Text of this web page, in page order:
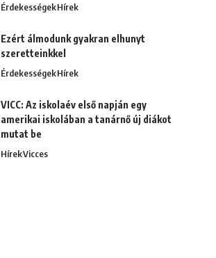
ÉrdekességekHírek
Ezért álmodunk gyakran elhunyt
szeretteinkkel
ÉrdekességekHírek
VICC: Az iskolaév első napján egy
amerikai iskolában a tanárnő új diákot
mutat be
HírekVicces